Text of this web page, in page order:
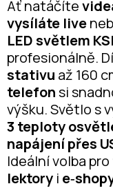
Ať natáčíte
vysíláte live
LED světlem
profesionálně.
stativu až 160
telefonsi
výšku. Světlo s
3 teploty
napájení přes
Ideální volba pro
lektory i